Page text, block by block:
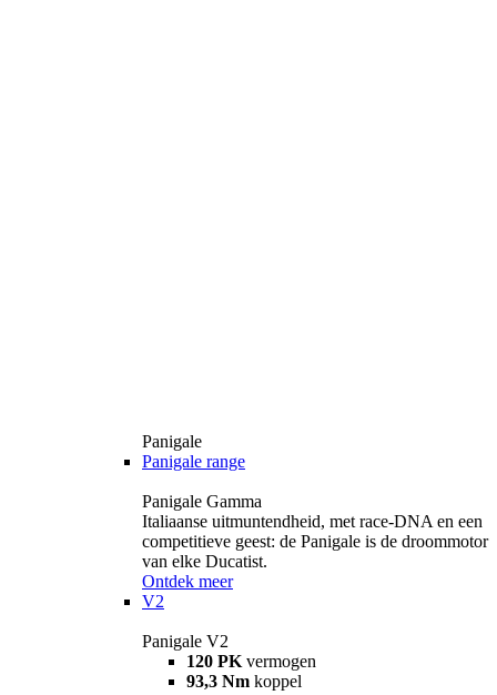
Panigale
Panigale range
Panigale Gamma
Italiaanse uitmuntendheid, met race-DNA en een
competitieve geest: de Panigale is de droommotor
van elke Ducatist.
Ontdek meer
V2
Panigale V2
120 PK vermogen
93,3 Nm koppel